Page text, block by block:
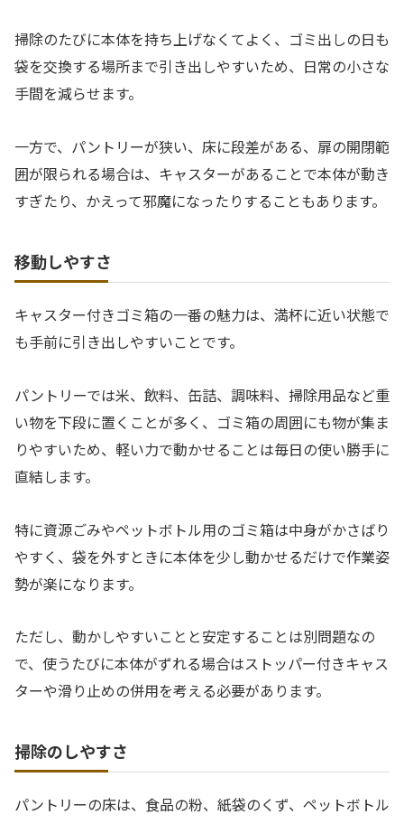
掃除のたびに本体を持ち上げなくてよく、ゴミ出しの日も
袋を交換する場所まで引き出しやすいため、日常の小さな
手間を減らせます。
一方で、パントリーが狭い、床に段差がある、扉の開閉範
囲が限られる場合は、キャスターがあることで本体が動き
すぎたり、かえって邪魔になったりすることもあります。
移動しやすさ
キャスター付きゴミ箱の一番の魅力は、満杯に近い状態で
も手前に引き出しやすいことです。
パントリーでは米、飲料、缶詰、調味料、掃除用品など重
い物を下段に置くことが多く、ゴミ箱の周囲にも物が集ま
りやすいため、軽い力で動かせることは毎日の使い勝手に
直結します。
特に資源ごみやペットボトル用のゴミ箱は中身がかさばり
やすく、袋を外すときに本体を少し動かせるだけで作業姿
勢が楽になります。
ただし、動かしやすいことと安定することは別問題なの
で、使うたびに本体がずれる場合はストッパー付きキャス
ターや滑り止めの併用を考える必要があります。
掃除のしやすさ
パントリーの床は、食品の粉、紙袋のくず、ペットボトル